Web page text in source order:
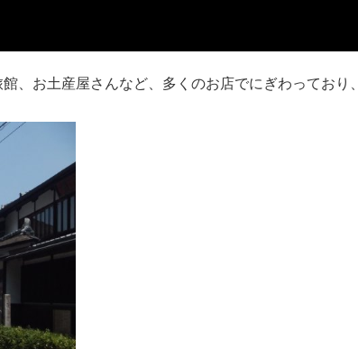
、お土産屋さんなど、多くのお店でにぎわっており、